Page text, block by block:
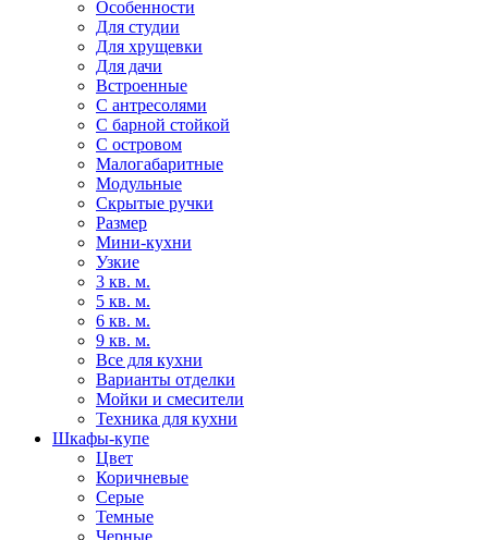
Особенности
Для студии
Для хрущевки
Для дачи
Встроенные
С антресолями
С барной стойкой
С островом
Малогабаритные
Модульные
Скрытые ручки
Размер
Мини-кухни
Узкие
3 кв. м.
5 кв. м.
6 кв. м.
9 кв. м.
Все для кухни
Варианты отделки
Мойки и смесители
Техника для кухни
Шкафы-купе
Цвет
Коричневые
Серые
Темные
Черные